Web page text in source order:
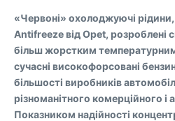
«Червоні» охолоджуючі
Antifreeze від Opet, розроблені
більш жорстким
сучасні високофорсовані
більшості виробників
різноманітного комерційного і
Показником надійності